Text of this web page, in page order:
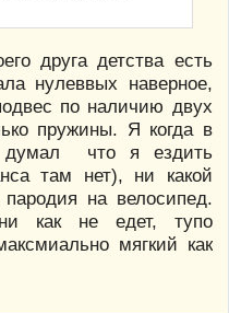
друга детства есть
нулеввых наверное,
по наличию двух
пружины. Я когда в
думал что я ездить
там нет), ни какой
на велосипед.
как не едет, тупо
мягкий как